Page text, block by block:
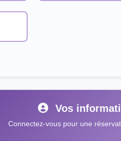
Vos
Connectez-vous pour une